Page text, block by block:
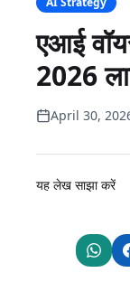
एआई
2026
April 30,
यह लेख साझा करें